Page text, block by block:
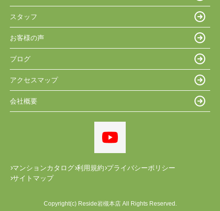
スタッフ
お客様の声
ブログ
アクセスマップ
会社概要
マンションカタログ 利用規約 プライバシーポリシー
サイトマップ
Copyright(c) Reside岩槻本店 All Rights Reserved.